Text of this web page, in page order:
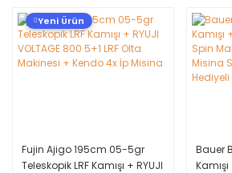
Yeni Ürün
Fujin Ajigo 195cm 05-5gr
Teleskopik LRF Kamışı + RYUJI
Bauer